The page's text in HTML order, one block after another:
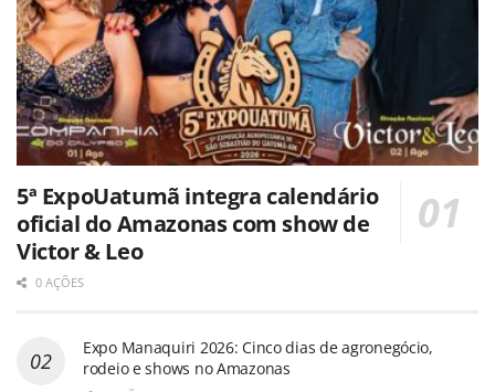
5ª ExpoUatumã integra calendário
oficial do Amazonas com show de
Victor & Leo
0 AÇÕES
Expo Manaquiri 2026: Cinco dias de agronegócio,
rodeio e shows no Amazonas